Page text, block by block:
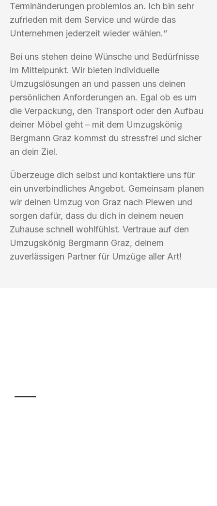
Terminänderungen problemlos an. Ich bin sehr
zufrieden mit dem Service und würde das
Unternehmen jederzeit wieder wählen.“
Bei uns stehen deine Wünsche und Bedürfnisse
im Mittelpunkt. Wir bieten individuelle
Umzugslösungen an und passen uns deinen
persönlichen Anforderungen an. Egal ob es um
die Verpackung, den Transport oder den Aufbau
deiner Möbel geht – mit dem Umzugskönig
Bergmann Graz kommst du stressfrei und sicher
an dein Ziel.
Überzeuge dich selbst und kontaktiere uns für
ein unverbindliches Angebot. Gemeinsam planen
wir deinen Umzug von Graz nach Plewen und
sorgen dafür, dass du dich in deinem neuen
Zuhause schnell wohlfühlst. Vertraue auf den
Umzugskönig Bergmann Graz, deinem
zuverlässigen Partner für Umzüge aller Art!